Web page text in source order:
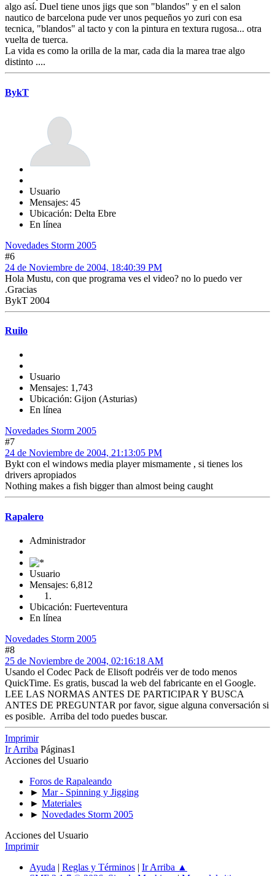
algo así. Duel tiene unos jigs que son "blandos" y en el salon
nautico de barcelona pude ver unos pequeños yo zuri con esa
tecnica, "blandos" al tacto y con la pintura en textura rugosa... otra
vuelta de tuerca.
La vida es como la orilla de la mar, cada dia la marea trae algo
distinto ....
BykT
Usuario
Mensajes: 45
Ubicación: Delta Ebre
En línea
Novedades Storm 2005
#6
24 de Noviembre de 2004, 18:40:39 PM
Hola Mustu, con que programa ves el video? no lo puedo ver
.Gracias
BykT 2004
Ruilo
Usuario
Mensajes: 1,743
Ubicación: Gijon (Asturias)
En línea
Novedades Storm 2005
#7
24 de Noviembre de 2004, 21:13:05 PM
Bykt con el windows media player mismamente , si tienes los
drivers apropiados
Nothing makes a fish bigger than almost being caught
Rapalero
Administrador
Usuario
Mensajes: 6,812
Ubicación: Fuerteventura
En línea
Novedades Storm 2005
#8
25 de Noviembre de 2004, 02:16:18 AM
Usando el Codec Pack de Elisoft podréis ver de todo menos
QuickTime. Es gratis, buscad la web del fabricante en el Google.
LEE LAS NORMAS ANTES DE PARTICIPAR Y BUSCA
ANTES DE PREGUNTAR por favor, sigue alguna conversación si
es posible. Arriba del todo puedes buscar.
Imprimir
Ir Arriba Páginas1
Acciones del Usuario
Foros de Rapaleando
► Mar - Spinning y Jigging
► Materiales
► Novedades Storm 2005
Acciones del Usuario
Imprimir
Ayuda | Reglas y Términos | Ir Arriba ▲